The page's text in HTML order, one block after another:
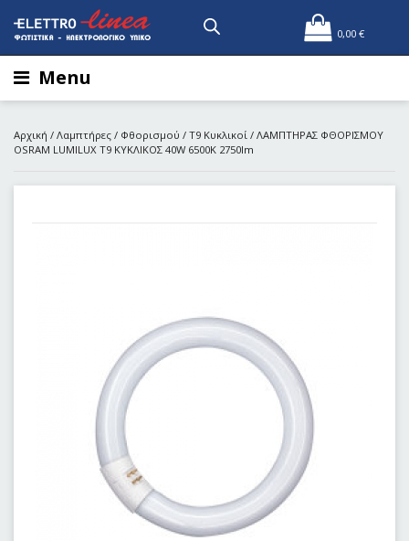
0,00 €
Menu
Αρχική / Λαμπτήρες / Φθορισμού / T9 Κυκλικοί / ΛΑΜΠΤΗΡΑΣ ΦΘΟΡΙΣΜΟΥ
OSRAM LUMILUX Τ9 ΚΥΚΛΙΚΟΣ 40W 6500K 2750lm